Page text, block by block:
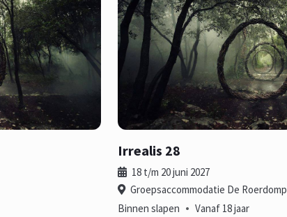
Irrealis 28
18 t/m 20 juni 2027
Groepsaccommodatie De Roerdomp
Binnen slapen • Vanaf 18 jaar